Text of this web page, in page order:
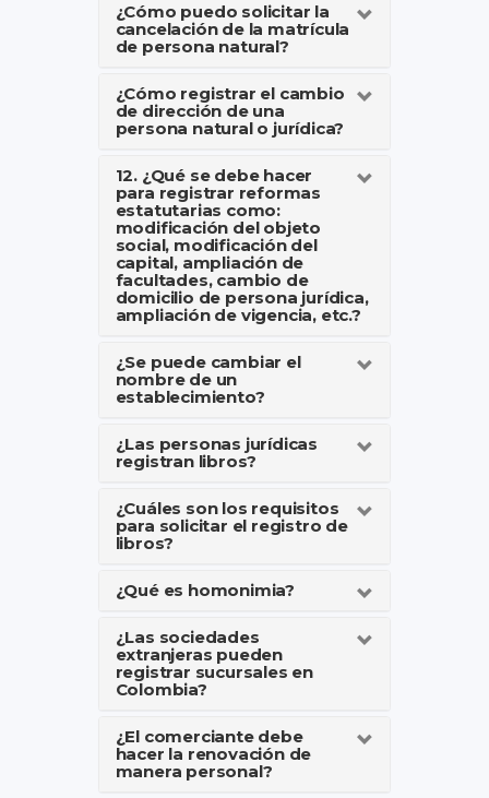
¿Cómo puedo solicitar la
cancelación de la matrícula
de persona natural?
¿Cómo registrar el cambio
de dirección de una
persona natural o jurídica?
12. ¿Qué se debe hacer
para registrar reformas
estatutarias como:
modificación del objeto
social, modificación del
capital, ampliación de
facultades, cambio de
domicilio de persona jurídica,
ampliación de vigencia, etc.?
¿Se puede cambiar el
nombre de un
establecimiento?
¿Las personas jurídicas
registran libros?
¿Cuáles son los requisitos
para solicitar el registro de
libros?
¿Qué es homonimia?
¿Las sociedades
extranjeras pueden
registrar sucursales en
Colombia?
¿El comerciante debe
hacer la renovación de
manera personal?